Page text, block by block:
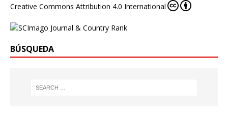
Creative Commons Attribution 4.0 International
BÚSQUEDA